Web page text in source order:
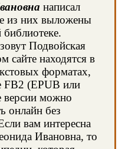
написал
из них выложены
библиотеке.
Подвойская
сайте находятся в
форматах,
FB2 (EPUB или
версии можно
онлайн без
вам интересна
Ивановна, то